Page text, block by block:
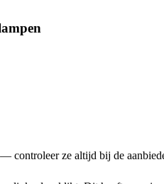
controleer ze altijd bij de